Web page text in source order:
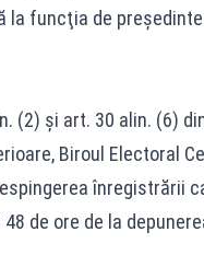
la funcţia de
(2) şi art. 30 alin. (6)
Biroul Electoral
înregistrării
de ore de la